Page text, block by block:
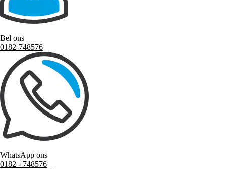
Bel ons
0182-748576
WhatsApp ons
0182 ‑ 748576